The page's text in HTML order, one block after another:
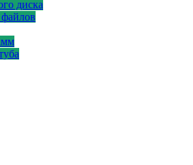
диска